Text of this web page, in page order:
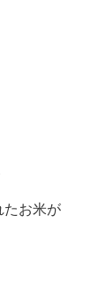
たお米が